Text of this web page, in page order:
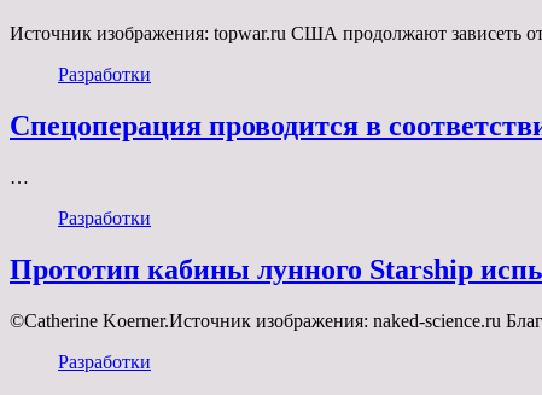
Источник изображения: topwar.ru США продолжают зависеть
Разработки
Спецоперация проводится в
…
Разработки
Прототип кабины лунного Starship
©Catherine Koerner.Источник изображения: naked-science.ru
Разработки